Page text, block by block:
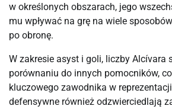
w określonych obszarach, jego
mu wpływać na grę na wiele
po obronę.
W zakresie asyst i goli, liczby Alcívara
porównaniu do innych pomocników,
kluczowego zawodnika w
defensywne również odzwierciedlają